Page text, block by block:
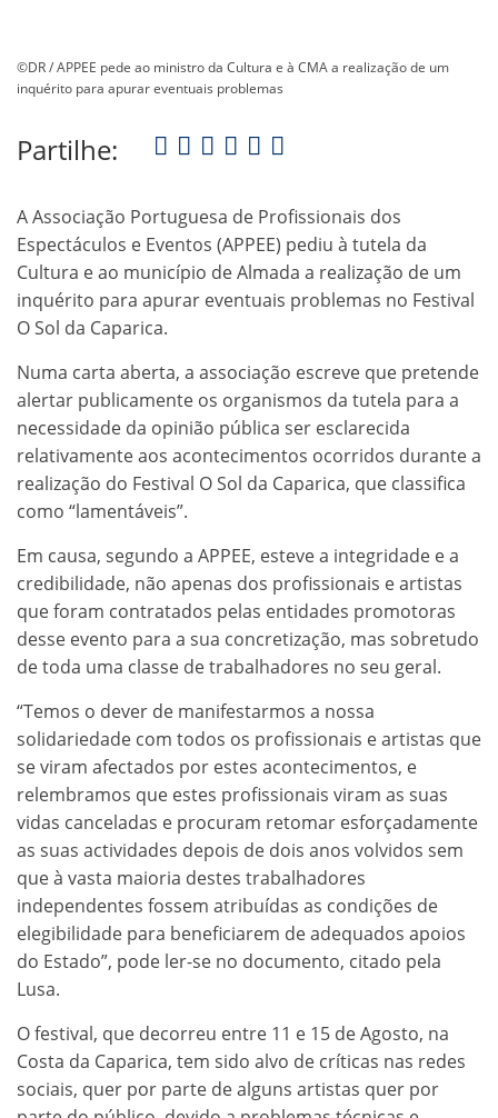
©DR / APPEE pede ao ministro da Cultura e à CMA a realização de um
inquérito para apurar eventuais problemas
Partilhe:
A Associação Portuguesa de Profissionais dos
Espectáculos e Eventos (APPEE) pediu à tutela da
Cultura e ao município de Almada a realização de um
inquérito para apurar eventuais problemas no Festival
O Sol da Caparica.
Numa carta aberta, a associação escreve que pretende
alertar publicamente os organismos da tutela para a
necessidade da opinião pública ser esclarecida
relativamente aos acontecimentos ocorridos durante a
realização do Festival O Sol da Caparica, que classifica
como “lamentáveis”.
Em causa, segundo a APPEE, esteve a integridade e a
credibilidade, não apenas dos profissionais e artistas
que foram contratados pelas entidades promotoras
desse evento para a sua concretização, mas sobretudo
de toda uma classe de trabalhadores no seu geral.
“Temos o dever de manifestarmos a nossa
solidariedade com todos os profissionais e artistas que
se viram afectados por estes acontecimentos, e
relembramos que estes profissionais viram as suas
vidas canceladas e procuram retomar esforçadamente
as suas actividades depois de dois anos volvidos sem
que à vasta maioria destes trabalhadores
independentes fossem atribuídas as condições de
elegibilidade para beneficiarem de adequados apoios
do Estado”, pode ler-se no documento, citado pela
Lusa.
O festival, que decorreu entre 11 e 15 de Agosto, na
Costa da Caparica, tem sido alvo de críticas nas redes
sociais, quer por parte de alguns artistas quer por